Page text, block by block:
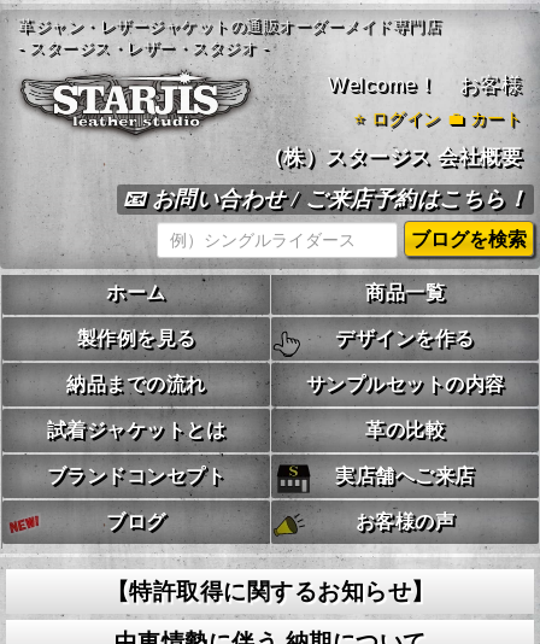
革ジャン・レザージャケットの通販オーダーメイド専門店
- スタージス・レザー・スタジオ -
Welcome！ お客様
⭐ ログイン 💼 カート
（株）スタージス 会社概要
📧 お問い合わせ / ご来店予約はこちら！
ホーム 商品一覧
製作例を見る デザインを作る
納品までの流れ サンプルセットの内容
試着ジャケットとは 革の比較
ブランドコンセプト 実店舗へご来店
ブログ お客様の声
【特許取得に関するお知らせ】